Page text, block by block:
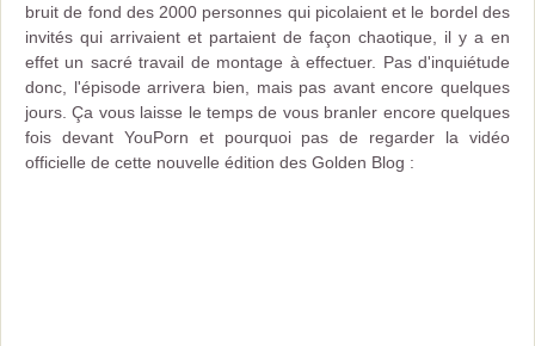
bruit de fond des 2000 personnes qui picolaient et le bordel des
invités qui arrivaient et partaient de façon chaotique, il y a en
effet un sacré travail de montage à effectuer. Pas d'inquiétude
donc, l'épisode arrivera bien, mais pas avant encore quelques
jours. Ça vous laisse le temps de vous branler encore quelques
fois devant YouPorn et pourquoi pas de regarder la vidéo
officielle de cette nouvelle édition des Golden Blog :